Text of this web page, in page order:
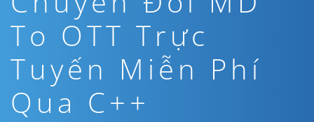
To OTT Trực
Tuyến Miễn Phí
Qua C++